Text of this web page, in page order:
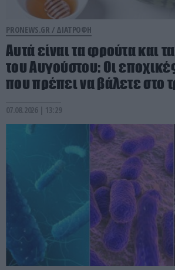
PRONEWS.GR / ΔΙΑΤΡΟΦΗ
Αυτά είναι τα φρούτα και
του Αυγούστου: Οι
που πρέπει να βάλετε στο
07.08.2026 | 13:29